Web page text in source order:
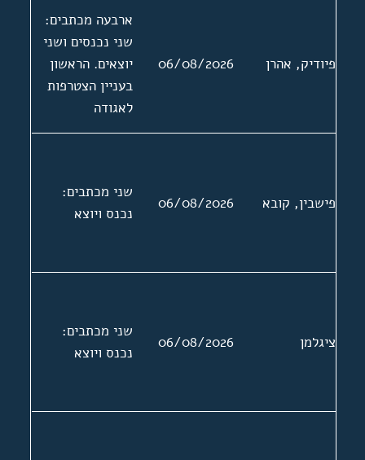
פיודיק, אהרן 06/08/2026
ארבעה מכתבים:
שני נכנסים ושני
יוצאים. הראשון
בעניין הצטרפות
לאגודה
פישבין, קובא 06/08/2026
שני מכתבים:
נכנס ויוצא
ציגלמן 06/08/2026
שני מכתבים:
נכנס ויוצא